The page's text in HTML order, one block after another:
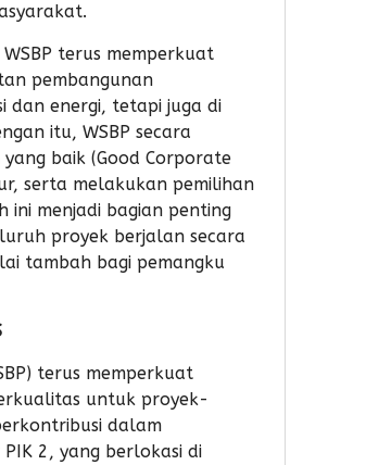
terus memperkuat
pembangunan
energi, tetapi juga di
itu, WSBP secara
baik (Good Corporate
serta melakukan pemilihan
ini menjadi bagian penting
proyek berjalan secara
tambah bagi pemangku
terus memperkuat
untuk proyek-
dalam
2, yang berlokasi di